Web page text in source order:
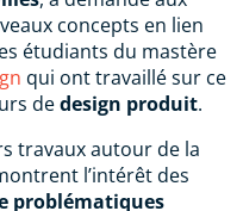
concepts en lien
étudiants du mastère
qui ont travaillé sur ce
dedesign produit.
travaux autour de la
l’intérêt des
problématiques